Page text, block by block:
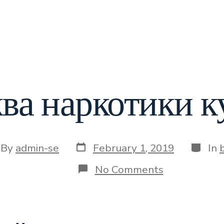
наркотики
By admin-se Post
date
February 1, 2019 In
No Commentson
Москва